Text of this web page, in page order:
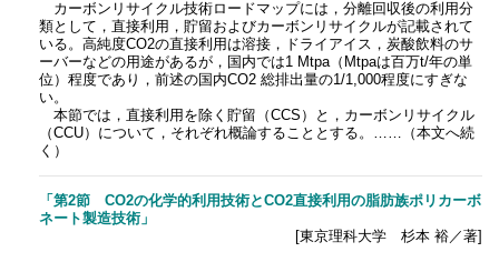
カーボンリサイクル技術ロードマップには，分離回収後の利用分
類として，直接利用，貯留およびカーボンリサイクルが記載されて
いる。高純度CO2の直接利用は溶接，ドライアイス，炭酸飲料のサ
ーバーなどの用途があるが，国内では1 Mtpa（Mtpaは百万t/年の単
位）程度であり，前述の国内CO2 総排出量の1/1,000程度にすぎな
い。
本節では，直接利用を除く貯留（CCS）と，カーボンリサイクル
（CCU）について，それぞれ概論することとする。……（本文へ続
く）
「第2節 CO2の化学的利用技術とCO2直接利用の脂肪族ポリカーボ
ネート製造技術」
[東京理科大学 杉本 裕／著]